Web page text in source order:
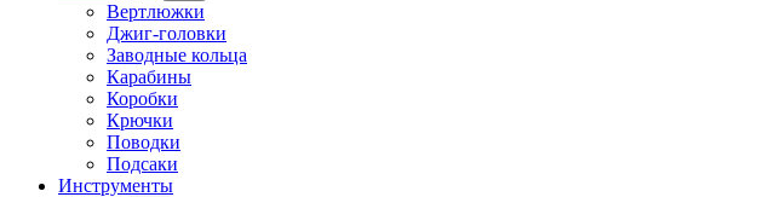
Вертлюжки
Джиг-головки
Заводные кольца
Карабины
Коробки
Крючки
Поводки
Подсаки
Инструменты